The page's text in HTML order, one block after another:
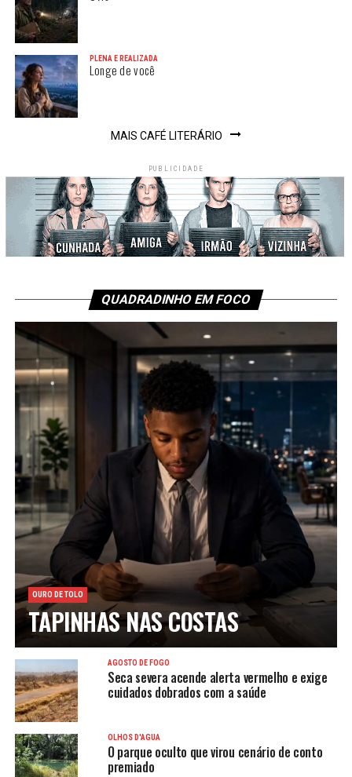
PLENA E REALIZADA
Longe de você
MAIS CAFÉ LITERÁRIO
PUBLICIDADE
QUADRADINHO EM FOCO
OURO DE TOLO
TAPINHAS NAS COSTAS
AGOSTO DE FOGO
Seca severa acende alerta vermelho e exige
cuidados dobrados com a saúde
OLHOS D'ÁGUA
O parque oculto que virou cenário de conto
premiado